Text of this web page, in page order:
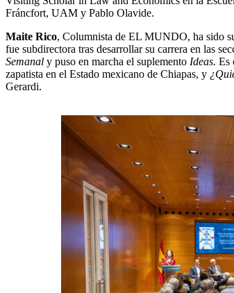
Fráncfort, UAM y Pablo Olavide.
Maite Rico, Columnista de EL MUNDO, ha sido
fue subdirectora tras desarrollar su carrera en las
Semanal y puso en marcha el suplemento Ideas. Es
zapatista en el Estado mexicano de Chiapas, y
Gerardi.